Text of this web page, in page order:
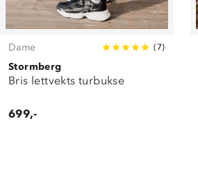
Dame (7)
Stormberg
Bris lettvekts turbukse
699,-